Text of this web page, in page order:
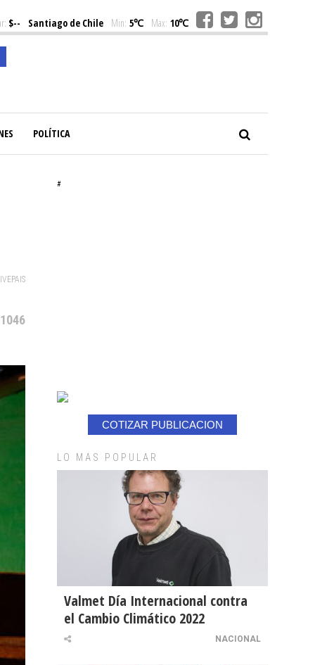
$-- Santiago de Chile Min: 5℃ Max: 10℃
POLÍTICA
#
COTIZAR PUBLICACION
LO MAS POPULAR
Valmet Día Internacional contra
el Cambio Climático 2022
NACIONAL